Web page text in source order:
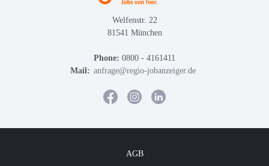
Welfenstr. 22
81541 München
Phone: 0800 - 4161411
Mail: anfrage@regio-jobanzeiger.de
AGB